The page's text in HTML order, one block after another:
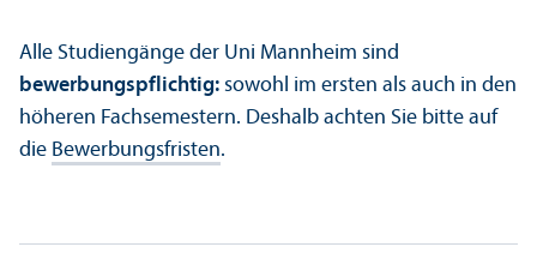
Alle Studien­gänge der Uni Mannheim sind
bewerbungs­pflichtig: sowohl im ersten als auch in den
höheren Fach­semestern. Deshalb achten Sie bitte auf
die Bewerbungs­fristen.